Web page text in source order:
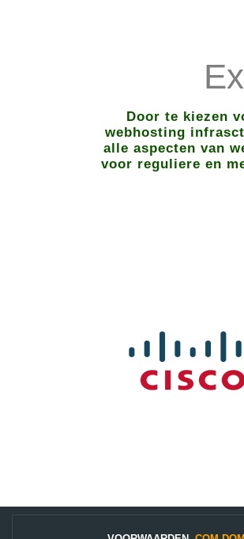
Door te kiezen
webhosting
alle aspecten van
voor reguliere en